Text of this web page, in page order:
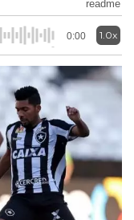
readme
0:00 1.0x